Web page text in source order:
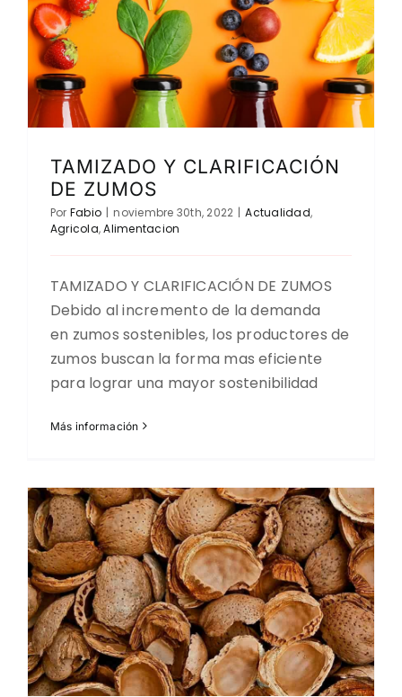
TAMIZADO Y CLARIFICACIÓN
DE ZUMOS
Por Fabio | noviembre 30th, 2022 | Actualidad,
Agricola,Alimentacion
TAMIZADO Y CLARIFICACIÓN DE ZUMOS
Debido al incremento de la demanda
en zumos sostenibles, los productores de
zumos buscan la forma mas eficiente
para lograr una mayor sostenibilidad
Más información